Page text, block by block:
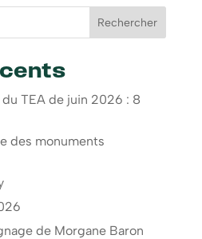
Rechercher
TEA de juin 2026 : 8
des monuments
de Morgane Baron